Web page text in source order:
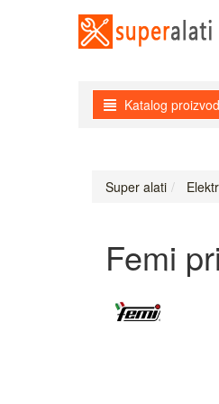
Katalog
Super alati
Femi